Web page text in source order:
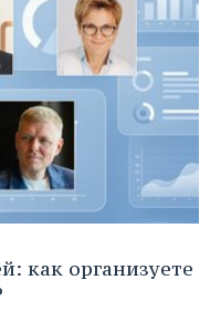
как организуете